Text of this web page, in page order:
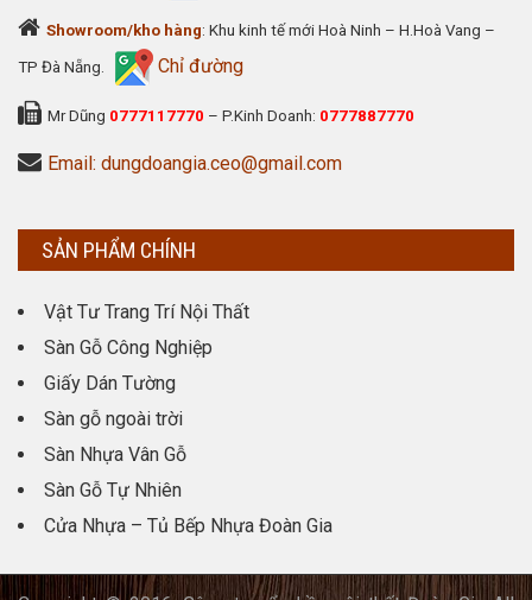
Showroom/kho hàng: Khu kinh tế mới Hoà Ninh – H.Hoà Vang –
TP Đà Nẵng. Chỉ đường
Mr Dũng 0777117770 – P.Kinh Doanh: 0777887770
Email: dungdoangia.ceo@gmail.com
SẢN PHẨM CHÍNH
Vật Tư Trang Trí Nội Thất
Sàn Gỗ Công Nghiệp
Giấy Dán Tường
Sàn gỗ ngoài trời
Sàn Nhựa Vân Gỗ
Sàn Gỗ Tự Nhiên
Cửa Nhựa – Tủ Bếp Nhựa Đoàn Gia